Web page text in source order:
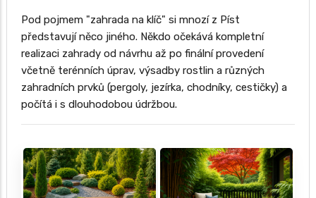
Pod pojmem "zahrada na klíč" si mnozí z Píst
představují něco jiného. Někdo očekává kompletní
realizaci zahrady od návrhu až po finální provedení
včetně terénních úprav, výsadby rostlin a různých
zahradních prvků (pergoly, jezírka, chodníky, cestičky) a
počítá i s dlouhodobou údržbou.